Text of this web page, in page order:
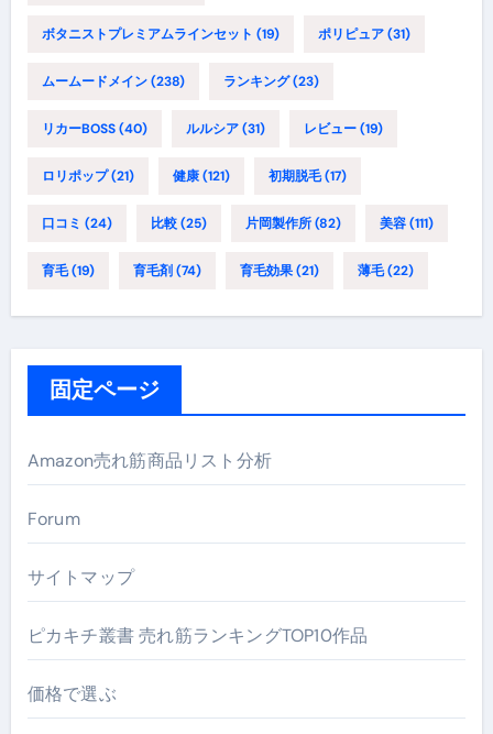
ボタニストプレミアムラインセット (19) ポリピュア(31)
ムームードメイン(238) ランキング(23)
リカーBOSS(40) ルルシア(31) レビュー(19)
ロリポップ(21) 健康(121) 初期脱毛(17)
口コミ (24) 比較(25) 片岡製作所(82) 美容(111)
育毛(19) 育毛剤 (74) 育毛効果(21) 薄毛(22)
固定ページ
Amazon売れ筋商品リスト分析
Forum
サイトマップ
ピカキチ叢書 売れ筋ランキングTOP10作品
価格で選ぶ